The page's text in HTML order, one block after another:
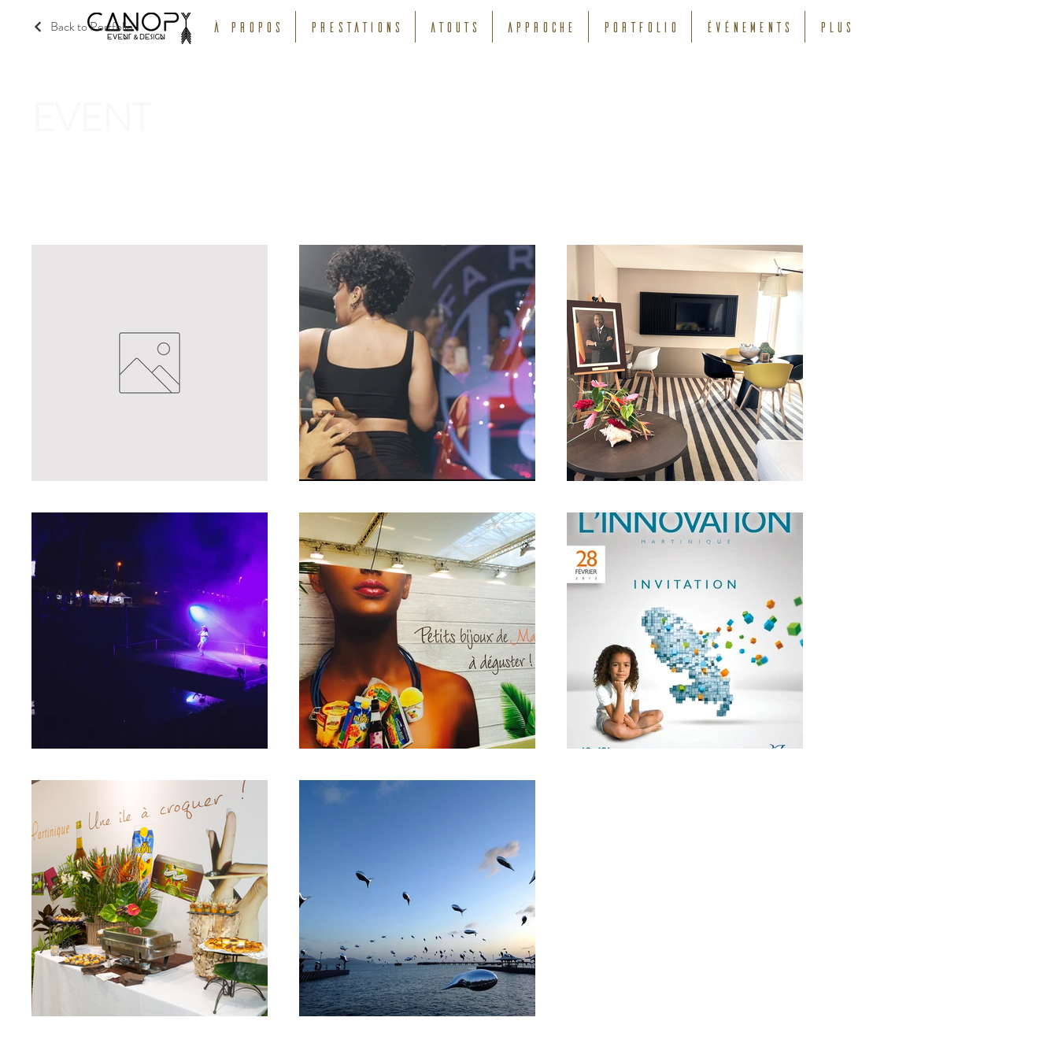
À propos Prestations Atouts Approche Portfolio Événements Plus
Back to Portfolio